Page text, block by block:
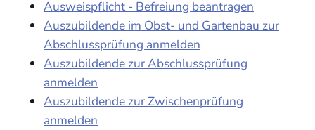
Ausweispflicht - Befreiung beantragen
Auszubildende im Obst- und Gartenbau zur
Abschlussprüfung anmelden
Auszubildende zur Abschlussprüfung
anmelden
Auszubildende zur Zwischenprüfung
anmelden